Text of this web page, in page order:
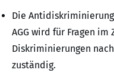
Die
AGG wird für Fragen
Diskriminierungen
zuständig.